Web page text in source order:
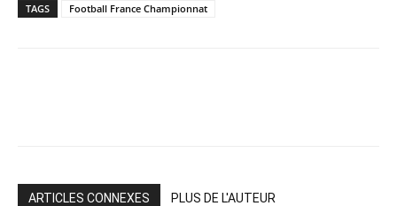
TAGS Football France Championnat
ARTICLES CONNEXES PLUS DE L'AUTEUR